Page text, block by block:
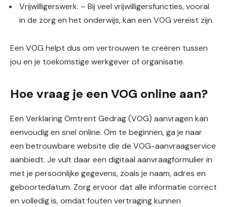
Vrijwilligerswerk: – Bij veel vrijwilligersfuncties, vooral
in de zorg en het onderwijs, kan een VOG vereist zijn.
Een VOG helpt dus om vertrouwen te creëren tussen
jou en je toekomstige werkgever of organisatie.
Hoe vraag je een VOG online aan?
Een Verklaring Omtrent Gedrag (VOG) aanvragen kan
eenvoudig en snel online. Om te beginnen, ga je naar
een betrouwbare website die de VOG-aanvraagservice
aanbiedt. Je vult daar een digitaal aanvraagformulier in
met je persoonlijke gegevens, zoals je naam, adres en
geboortedatum. Zorg ervoor dat alle informatie correct
en volledig is, omdat fouten vertraging kunnen